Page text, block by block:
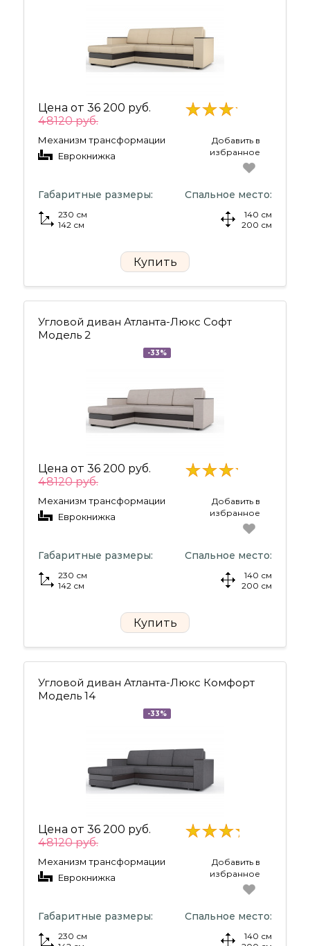
Цена от 36 200 руб.
48120 руб.
Механизм трансформации
Еврокнижка
Добавить в
избранное
Габаритные размеры:
230 см
142 см
Спальное место:
140 см
200 см
Купить
Угловой диван Атланта-Люкс Софт
Модель 2
-33%
Цена от 36 200 руб.
48120 руб.
Механизм трансформации
Еврокнижка
Добавить в
избранное
Габаритные размеры:
230 см
142 см
Спальное место:
140 см
200 см
Купить
Угловой диван Атланта-Люкс Комфорт
Модель 14
-33%
Цена от 36 200 руб.
48120 руб.
Механизм трансформации
Еврокнижка
Добавить в
избранное
Габаритные размеры:
230 см
Спальное место:
140 см